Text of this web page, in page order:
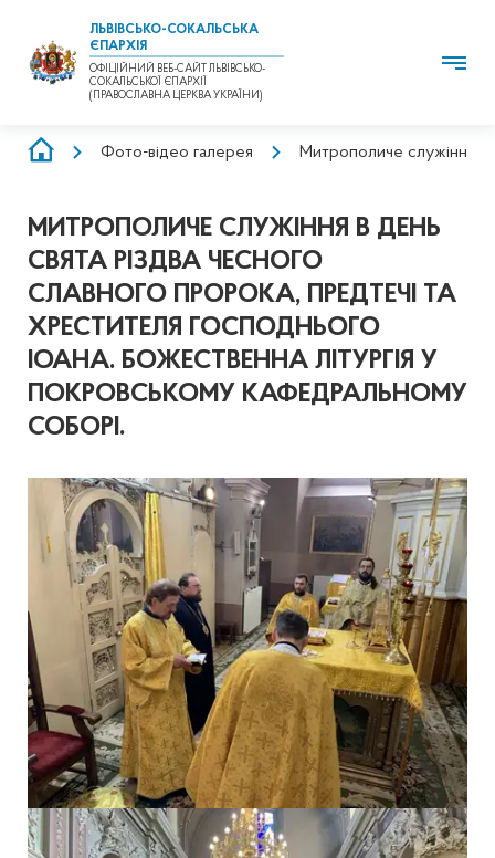
ЛЬВІВСЬКО-СОКАЛЬСЬКА
ЄПАРХІЯ
ОФІЦІЙНИЙ ВЕБ-САЙТ ЛЬВІВСЬКО-
СОКАЛЬСЬКОЇ ЄПАРХІЇ
(ПРАВОСЛАВНА ЦЕРКВА УКРАЇНИ)
РЯДОКФото-відео галерея Митрополиче служіння в
МИТРОПОЛИЧЕ СЛУЖІННЯ В ДЕНЬ
СВЯТА РІЗДВА ЧЕСНОГО
СЛАВНОГО ПРОРОКА, ПРЕДТЕЧІ ТА
ХРЕСТИТЕЛЯ ГОСПОДНЬОГО
ІОАНА. БОЖЕСТВЕННА ЛІТУРГІЯ У
ПОКРОВСЬКОМУ КАФЕДРАЛЬНОМУ
СОБОРІ.